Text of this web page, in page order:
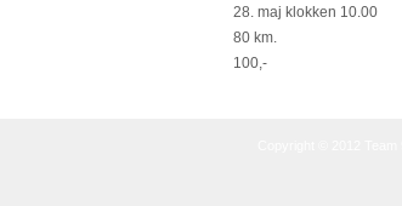
28. maj klokken 10.00
80 km.
100,-